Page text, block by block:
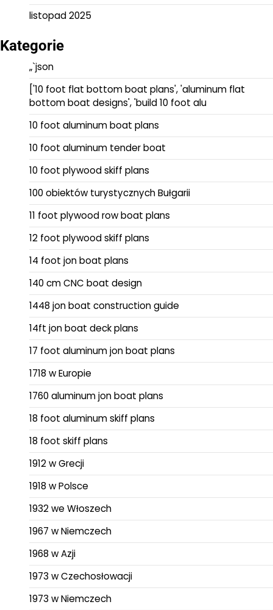
listopad 2025
Kategorie
„`json
['10 foot flat bottom boat plans', 'aluminum flat
bottom boat designs', 'build 10 foot alu
10 foot aluminum boat plans
10 foot aluminum tender boat
10 foot plywood skiff plans
100 obiektów turystycznych Bułgarii
11 foot plywood row boat plans
12 foot plywood skiff plans
14 foot jon boat plans
140 cm CNC boat design
1448 jon boat construction guide
14ft jon boat deck plans
17 foot aluminum jon boat plans
1718 w Europie
1760 aluminum jon boat plans
18 foot aluminum skiff plans
18 foot skiff plans
1912 w Grecji
1918 w Polsce
1932 we Włoszech
1967 w Niemczech
1968 w Azji
1973 w Czechosłowacji
1973 w Niemczech